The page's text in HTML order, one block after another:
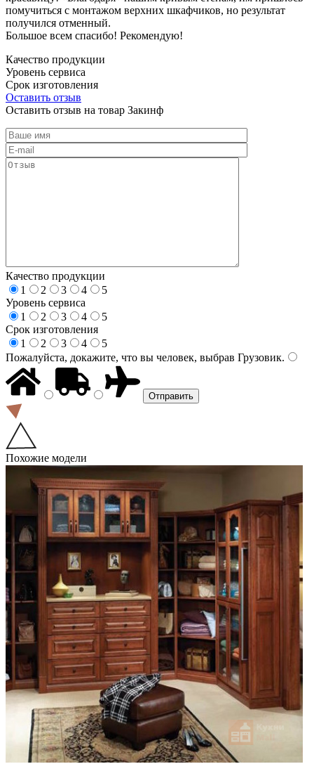
помучиться с монтажом верхних шкафчиков, но результат
получился отменный.
Большое всем спасибо! Рекомендую!
Качество продукции
Уровень сервиса
Срок изготовления
Оставить отзыв
Оставить отзыв на товар Закинф
Качество продукции
1
2 3 4
5
Уровень сервиса
1
2 3 4
5
Срок изготовления
1
2 3 4
5
Пожалуйста, докажите, что вы человек, выбрав Грузовик.
Похожие модели